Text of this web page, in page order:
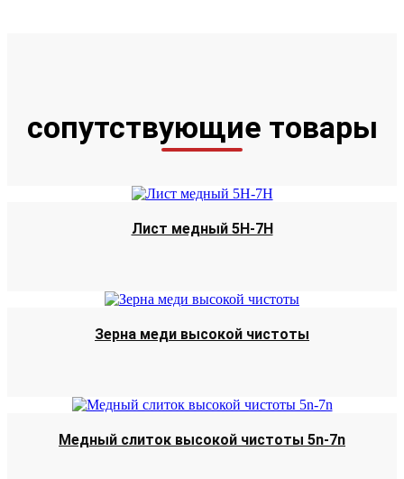
сопутствующие товары
Лист медный 5Н-7Н
Зерна меди высокой чистоты
Медный слиток высокой чистоты 5n-7n